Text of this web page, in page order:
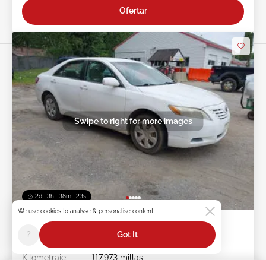
Ofertar
2d : 3h : 38m : 20s
Swipe to right for more images
2007 TOYOTA Camry 2.4L
45******
Kilometraje:
117,973 millas
We use cookies to analyse & personalise content
? Got It